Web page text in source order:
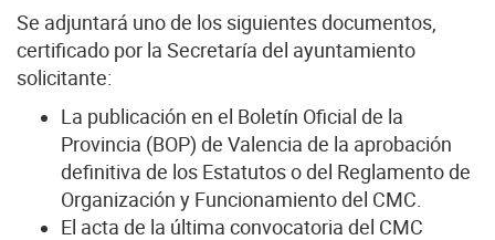
Se adjuntará uno de los siguientes documentos,
certificado por la Secretaría del ayuntamiento
solicitante:
La publicación en el Boletín Oficial de la
Provincia (BOP) de Valencia de la aprobación
definitiva de los Estatutos o del Reglamento de
Organización y Funcionamiento del CMC.
El acta de la última convocatoria del CMC